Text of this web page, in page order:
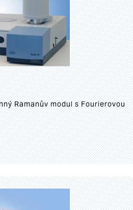
Ramanův modul s Fourierovou